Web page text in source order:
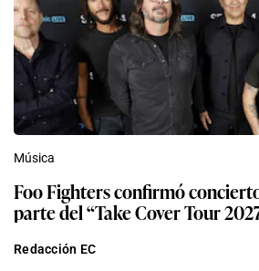
Música
Foo Fighters confirmó
parte del “Take Cover Tour
Redacción EC